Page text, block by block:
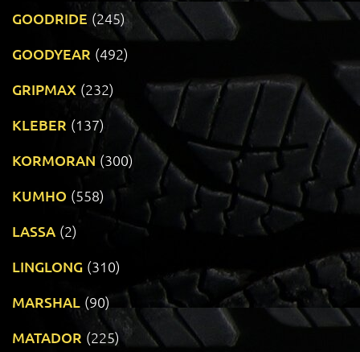
GOODRIDE (245)
GOODYEAR (492)
GRIPMAX (232)
KLEBER (137)
KORMORAN (300)
KUMHO (558)
LASSA (2)
LINGLONG (310)
MARSHAL (90)
MATADOR (225)